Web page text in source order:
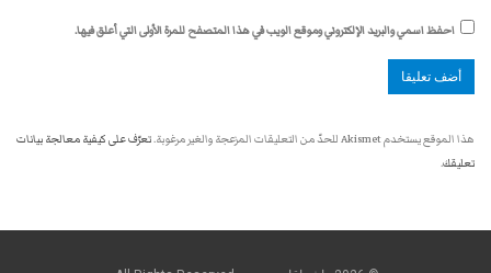
احفظ اسمي والبريد الإلكتروني وموقع الويب في هذا المتصفح للمرة الأولى التي أعلق فيها.
هذا الموقع يستخدم Akismet للحدّ من التعليقات المزعجة والغير مرغوبة.
تعرّف على كيفية معالجة بيانات
تعليقك.